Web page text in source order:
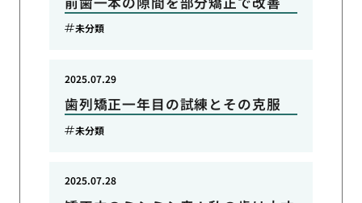
未分類
歯列矯正一年目の試練とその克服
2025.07.29
未分類
2025.07.28